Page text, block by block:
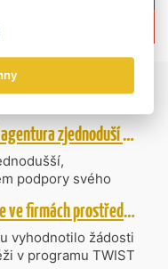
»
Vzniká CzechBusiness. Nová státní agentura zjednoduší podporu českých firem
podpory svého
a CzechInvest.
pro rozvoj od
MPO posílí využití umělé inteligence ve firmách prostřednictvím 40 projektů z programu TWIST
vyhodnotilo žádosti
v programu TWIST